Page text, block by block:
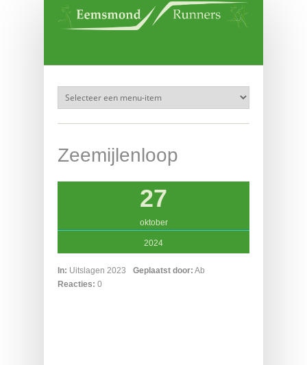
Overslaan en naar de inhoud gaan
Zeemijlenloop
27
oktober
2024
In: Uitslagen 2023 Geplaatst door: Ab
Reacties: 0